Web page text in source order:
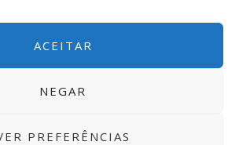
ACEITAR
NEGAR
PREFERÊNCIAS